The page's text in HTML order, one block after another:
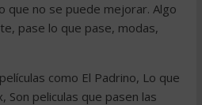
que no se puede mejorar. Algo
pase lo que pase, modas,
como El Padrino, Lo que
peliculas que pasen las